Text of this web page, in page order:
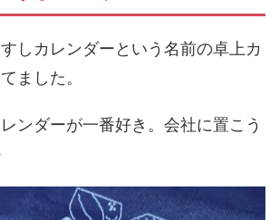
しカレンダーという名前の卓上カ
ました。
ンダーが一番好き。会社に置こう